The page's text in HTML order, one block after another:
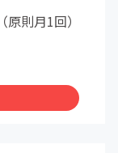
則月1回）